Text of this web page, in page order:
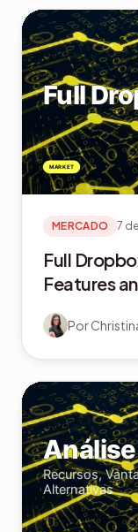
MERCADO 7
Full
Features
Por